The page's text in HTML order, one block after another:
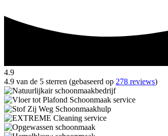
4.9
4.9 van de 5 sterren (gebaseerd op 278 reviews)